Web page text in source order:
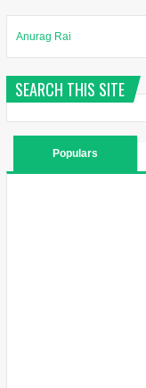
Anurag Rai
SEARCH THIS SITE
Populars